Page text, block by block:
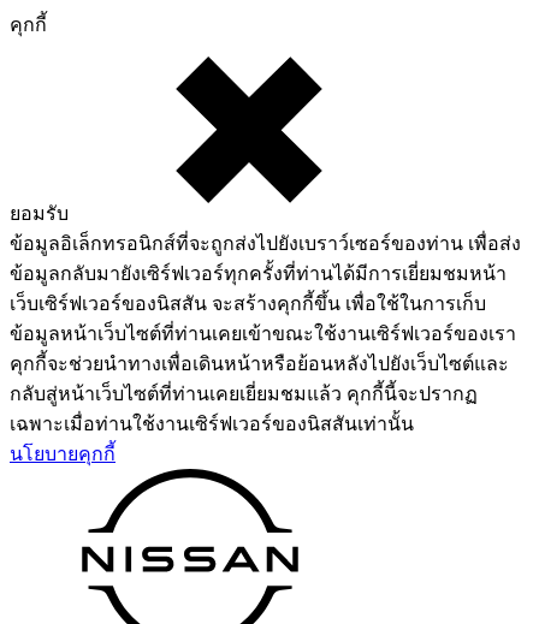
คุกกี้
ยอมรับ
ข้อมูลอิเล็กทรอนิกส์ที่จะถูกส่งไปยังเบราว์เซอร์ของท่าน เพื่อส่ง
ข้อมูลกลับมายังเซิร์ฟเวอร์ทุกครั้งที่ท่านได้มีการเยี่ยมชมหน้า
เว็บเซิร์ฟเวอร์ของนิสสัน จะสร้างคุกกี้ขึ้น เพื่อใช้ในการเก็บ
ข้อมูลหน้าเว็บไซต์ที่ท่านเคยเข้าขณะใช้งานเซิร์ฟเวอร์ของเรา
คุกกี้จะช่วยนำทางเพื่อเดินหน้าหรือย้อนหลังไปยังเว็บไซต์และ
กลับสู่หน้าเว็บไซต์ที่ท่านเคยเยี่ยมชมแล้ว คุกกี้นี้จะปรากฏ
เฉพาะเมื่อท่านใช้งานเซิร์ฟเวอร์ของนิสสันเท่านั้น
นโยบายคุกกี้